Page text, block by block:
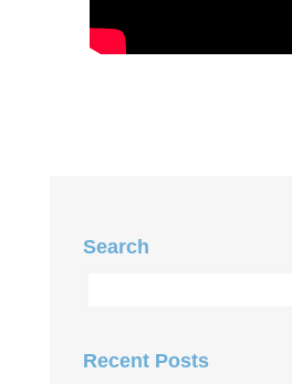
Search
Recent Posts